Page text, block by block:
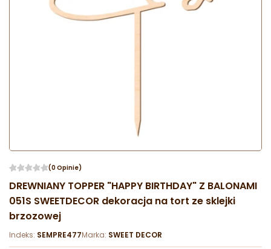
(0 Opinie)
DREWNIANY TOPPER "HAPPY BIRTHDAY" Z BALONAMI
051S SWEETDECOR dekoracja na tort ze sklejki
brzozowej
Indeks: SEMPRE477Marka: SWEET DECOR